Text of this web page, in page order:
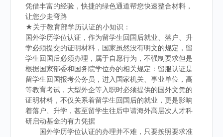
凭借丰富的经验，快捷的绿色通道帮您快速整合材料，
让您少走弯路
★关于教育部学历认证的小知识：
国外学历学位认证，作为留学生回国后就业、落户、升
学必须提交的证明材料，国家虽然没有明文的规定，留
学生回国后必须办理，属于自愿行为，不强制要求但是
根据国家部委和国务院学位办的相关规定：留服认证是
留学生回国报考公务员，进入国家机关、事业单位，高
等教育考试，大型外企等入职时必须提供的国外文凭的
证明材料，不仅关系着留学生回国后的就业，更是影响
着落户、升学，甚至留学生往后申请海外高层次人才科
研启动基金的有力凭据
国外学历学位认证的办理并不难，只要按照要求准